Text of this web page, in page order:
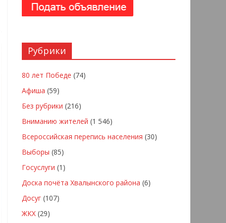
Рубрики
80 лет Победе (74)
Афиша (59)
Без рубрики (216)
Вниманию жителей (1 546)
Всероссийская перепись населения (30)
Выборы (85)
Госуслуги (1)
Доска почёта Хвалынского района (6)
Досуг (107)
ЖКХ (29)